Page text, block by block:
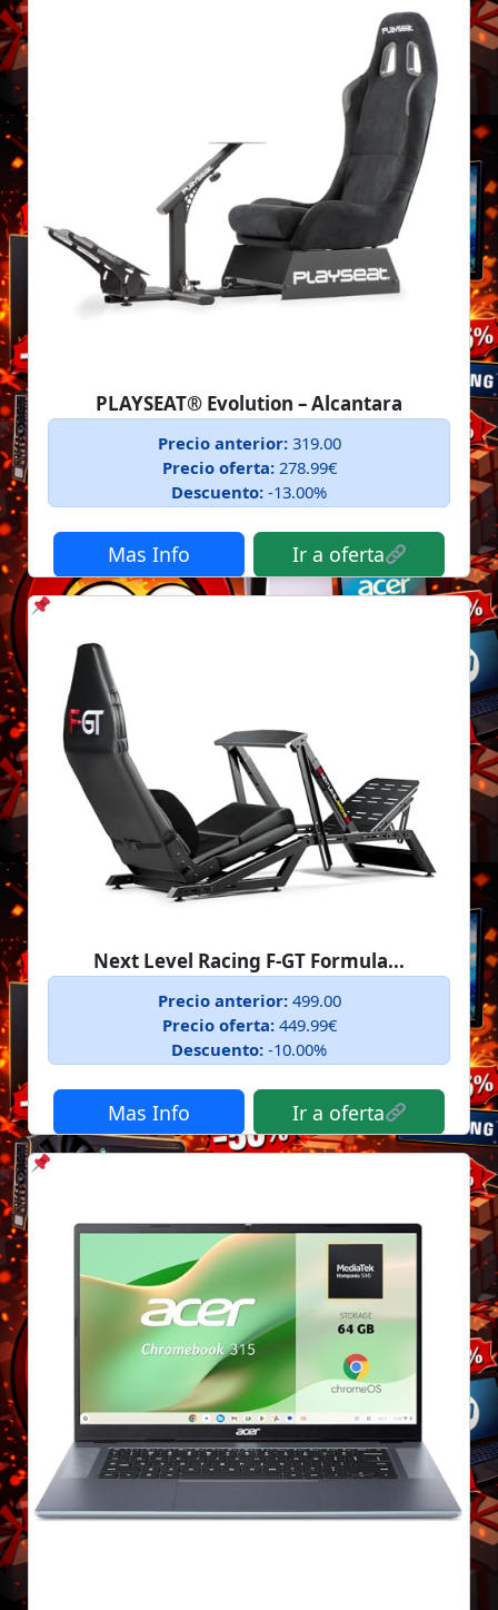
PLAYSEAT® Evolution – Alcantara
Precio anterior:319.00
Precio oferta:278.99€
Descuento: -13.00%
Mas Info Ir a oferta
Next Level Racing F-GT Formula...
Precio anterior:499.00
Precio oferta:449.99€
Descuento: -10.00%
Mas Info Ir a oferta